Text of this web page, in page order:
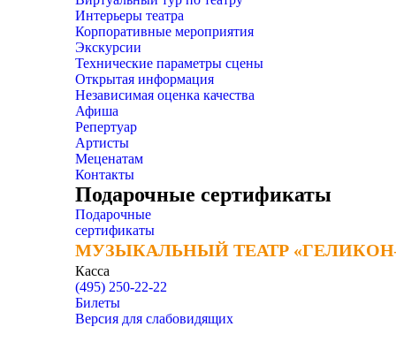
Интерьеры театра
Корпоративные мероприятия
Экскурсии
Технические параметры сцены
Открытая информация
Независимая оценка качества
Афиша
Репертуар
Артисты
Меценатам
Контакты
Подарочные сертификаты
Подарочные
сертификаты
МУЗЫКАЛЬНЫЙ ТЕАТР
МУЗЫКАЛЬНЫЙ ТЕАТР
Касса
(495) 250-22-22
Билеты
Версия для слабовидящих